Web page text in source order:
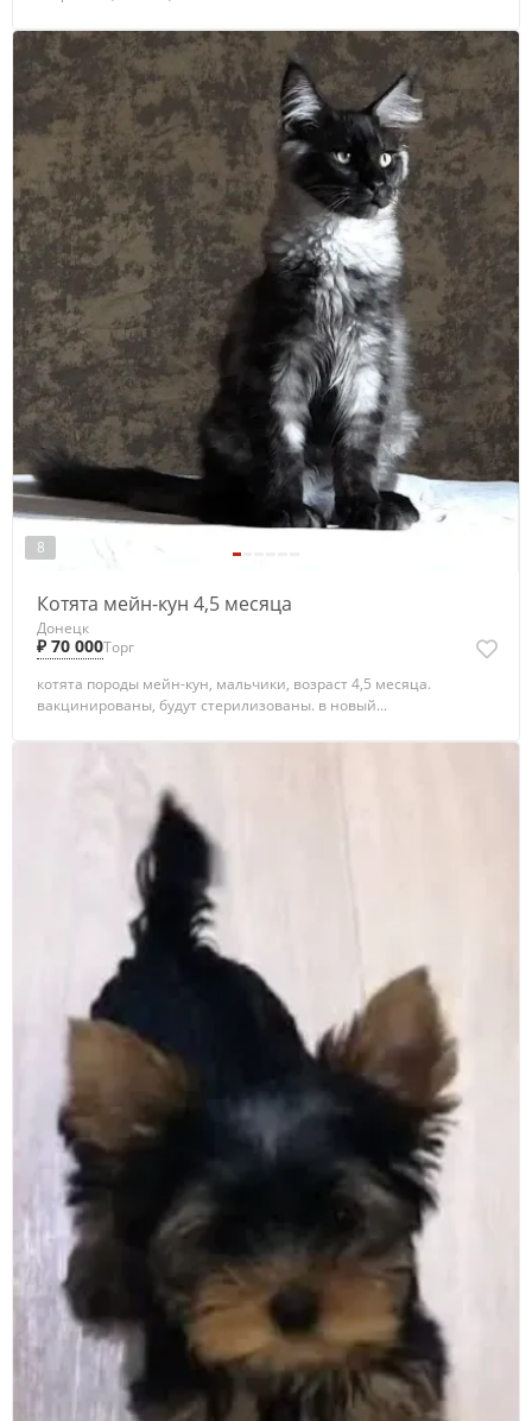
8
Котята мейн-кун 4,5 месяца
Донецк
₽ 70 000Торг
котята породы мейн-кун, мальчики, возраст 4,5 месяца.
вакцинированы, будут стерилизованы. в новый...